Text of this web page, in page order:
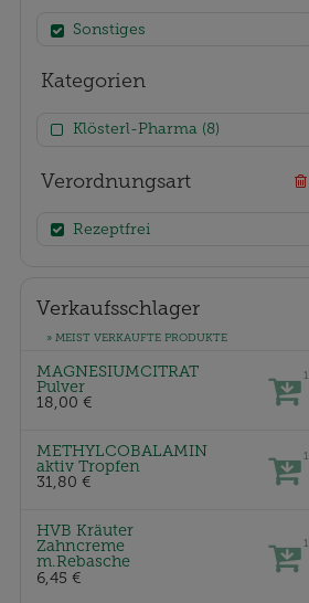
Sonstiges
Kategorien
Klösterl-Pharma (8)
Verordnungsart
Rezeptfrei
Verkaufsschlager
» MEIST VERKAUFTE PRODUKTE
MAGNESIUMCITRAT
Pulver
18,00 €
1
METHYLCOBALAMIN
aktiv Tropfen
31,80 €
1
HVB Kräuter
Zahncreme
m.Rebasche
6,45 €
1